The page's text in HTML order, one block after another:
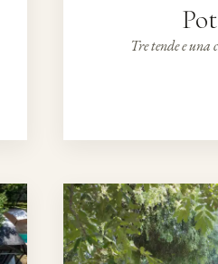
Tre tende e